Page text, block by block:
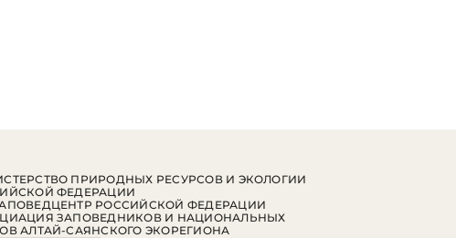
ПРИРОДНЫХ РЕСУРСОВ И ЭКОЛОГИИ
ФЕДЕРАЦИИ
РОССИЙСКОЙ ФЕДЕРАЦИИ
ЗАПОВЕДНИКОВ И НАЦИОНАЛЬНЫХ
АЛТАЙ-САЯНСКОГО ЭКОРЕГИОНА